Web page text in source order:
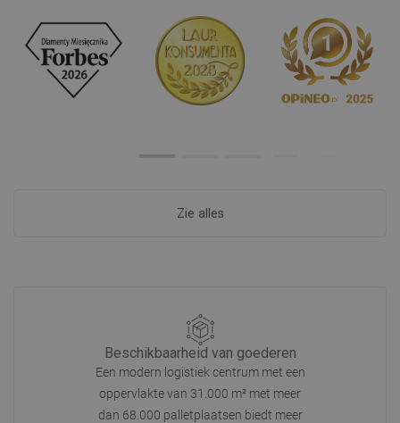
Zie alles
Beschikbaarheid van goederen
Een modern logistiek centrum met een
oppervlakte van 31.000 m² met meer
dan 68.000 palletplaatsen biedt meer